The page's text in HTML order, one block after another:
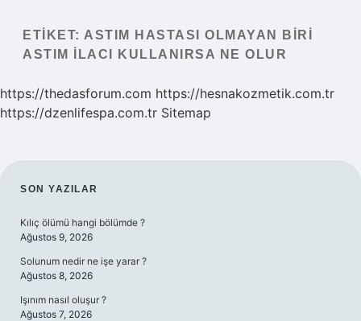
Yasal Uyarı
ETIKET: ASTIM HASTASI OLMAYAN BIRI
ASTIM ILACI KULLANIRSA NE OLUR
https://thedasforum.com https://hesnakozmetik.com.tr
https://dzenlifespa.com.tr Sitemap
SIDEBAR
SON YAZILAR
Kılıç ölümü hangi bölümde ?
Ağustos 9, 2026
Solunum nedir ne işe yarar ?
Ağustos 8, 2026
Işınım nasıl oluşur ?
Ağustos 7, 2026